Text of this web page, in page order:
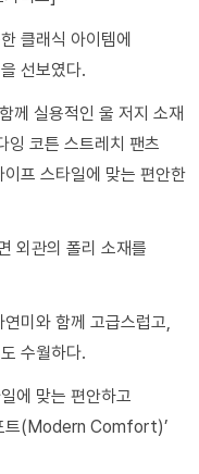
클래식 아이템에
선보였다.
께 실용적인 울 저지 소재
잉 코튼 스트레치 팬츠
프 스타일에 맞는 편안한
외관의 폴리 소재를
미와 함께 고급스럽고,
수월하다.
에 맞는 편안하고
트(Modern Comfort)’